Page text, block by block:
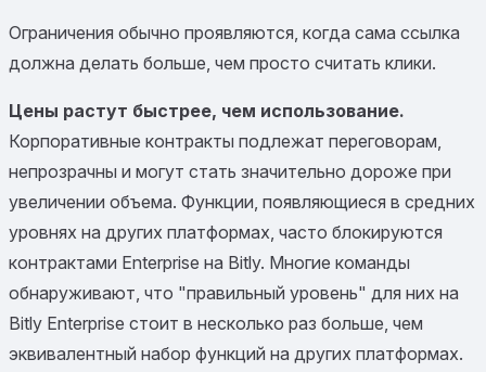
Ограничения обычно проявляются, когда сама ссылка
должна делать больше, чем просто считать клики.
Цены растут быстрее, чем использование.
Корпоративные контракты подлежат переговорам,
непрозрачны и могут стать значительно дороже при
увеличении объема. Функции, появляющиеся в средних
уровнях на других платформах, часто блокируются
контрактами Enterprise на Bitly. Многие команды
обнаруживают, что "правильный уровень" для них на
Bitly Enterprise стоит в несколько раз больше, чем
эквивалентный набор функций на других платформах.